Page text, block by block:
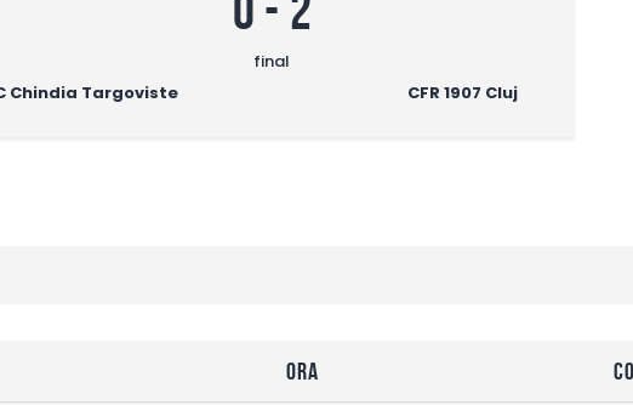
Chindia Targoviste CFR 1907 Cluj
final
Ora